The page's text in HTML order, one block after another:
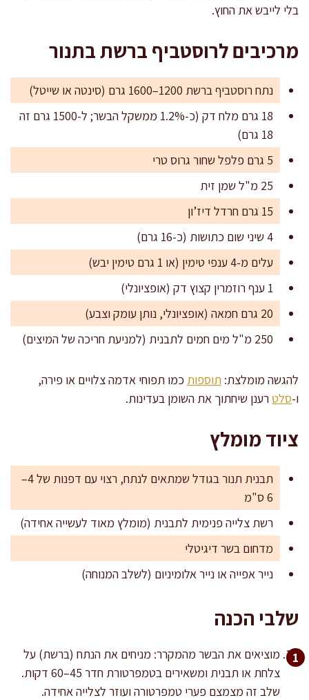
בלי לייבש את החוץ.
מרכיבים לרוסטביף ברשת בתנור
נתח רוסטביף ברשת 1200–1600 גרם (סינטה או שייטל)
18 גרם מלח דק (כ-1.2% ממשקל הבשר; ל-1500 גרם זה
18 גרם)
5 גרם פלפל שחור גרוס טרי
25 מ"ל שמן זית
15 גרם חרדל דיז’ון
4 שיני שום כתושות (כ-16 גרם)
עלים מ-4 ענפי טימין (או 1 גרם טימין יבש)
1 ענף רוזמרין קצוץ דק (אופציונלי)
20 גרם חמאה (אופציונלי, נותן עומק וצבע)
250 מ"ל מים חמים לתבנית (למניעת חריכה של המיצים)
להגשה מומלצת: תוספות כמו תפוחי אדמה צלויים או פירה,
ו-סלט רענן שיחתוך את השומן בעדינות.
ציוד מומלץ
תבנית תנור בגודל שמתאים לנתח, רצוי עם דפנות של 4–
6 ס"מ
רשת צלייה פנימית לתבנית (מומלץ מאוד לעשייה אחידה)
מדחום בשר דיגיטלי
נייר אפייה או נייר אלומיניום (לשלב המנוחה)
שלבי הכנה
מוציאים את הבשר מהמקרר: מניחים את הנתח (ברשת) על
צלחת או תבנית ומשאירים בטמפרטורת חדר 45–60 דקות.
שלב זה מצמצם פערי טמפרטורה ועוזר לצלייה אחידה.